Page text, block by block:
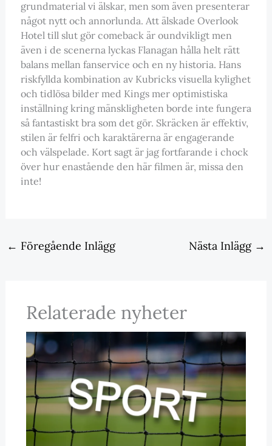
grundmaterial vi älskar, men som även presenterar
något nytt och annorlunda. Att älskade Overlook
Hotel till slut gör comeback är oundvikligt men
även i de scenerna lyckas Flanagan hålla helt rätt
balans mellan fanservice och en ny historia. Hans
riskfyllda kombination av Kubricks visuella kylighet
och tidlösa bilder med Kings mer optimistiska
inställning kring mänskligheten borde inte fungera
så fantastiskt bra som det gör. Skräcken är effektiv,
stilen är felfri och karaktärerna är engagerande
och välspelade. Kort sagt är jag fortfarande i chock
över hur enastående den här filmen är, missa den
inte!
← Föregående Inlägg Nästa Inlägg →
Relaterade nyheter